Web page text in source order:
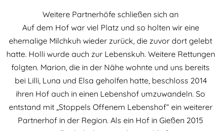
Weitere Partnerhöfe schließen sich an
Auf dem Hof war viel Platz und so holten wir eine
ehemalige Milchkuh wieder zurück, die zuvor dort gelebt
hatte. Holli wurde auch zur Lebenskuh. Weitere Rettungen
folgten. Marion, die in der Nähe wohnte und uns bereits
bei Lilli, Luna und Elsa geholfen hatte, beschloss 2014
ihren Hof auch in einen Lebenshof umzuwandeln. So
entstand mit „Stoppels Offenem Lebenshof“ ein weiterer
Partnerhof in der Region. Als ein Hof in Gießen 2015